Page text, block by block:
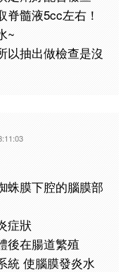
脊髓液5cc左右！
~
以抽出做檢查是沒
蛛膜下腔的腦膜部
症狀
後在腸道繁殖
統 使腦膜發炎水